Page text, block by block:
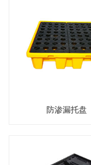
防渗漏托盘